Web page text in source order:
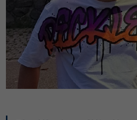
Copywriter
WordPress specialista
SEO specialista
Algoritmy -41%
Umělá inteligence (AI) -10%
Pro děti
Více
Time management
Windows
Sítě
Ostatní
Fórum